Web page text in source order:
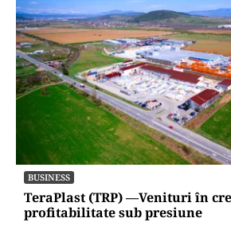
INTERNAȚIONAL
Se naște un „NATO sunnit”:
Turcia și Pakistan își unesc